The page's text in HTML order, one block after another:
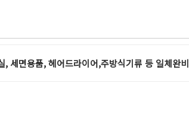
세면용품, 헤어드라이어,주방식기류 등 일체완비